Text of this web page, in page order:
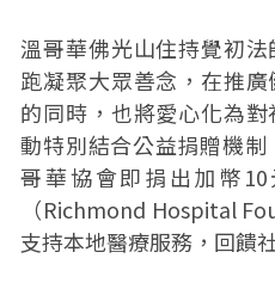
溫哥華佛光山住持覺初
跑凝聚大眾善念，在推
的同時，也將愛心化為
動特別結合公益捐贈機
哥華協會即捐出加幣
（Richmond Hospital
支持本地醫療服務，回饋